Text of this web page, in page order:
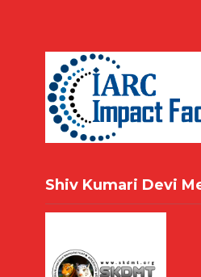
Shiv Kumari Devi